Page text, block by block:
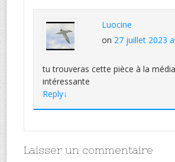
Luocine
on 27 juillet 2023
tu trouveras cette pièce à la
intéressante
Reply↓
Laisser un commentaire